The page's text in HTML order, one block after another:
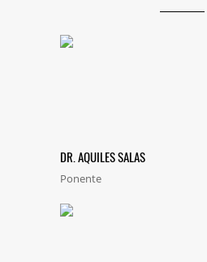
DR. AQUILES SALAS
Ponente